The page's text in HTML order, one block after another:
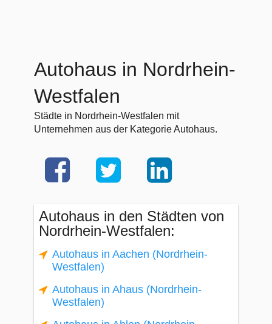
Autohaus in Nordrhein-
Westfalen
Städte in Nordrhein-Westfalen mit
Unternehmen aus der Kategorie Autohaus.
Autohaus in den Städten von
Nordrhein-Westfalen:
Autohaus in Aachen (Nordrhein-
Westfalen)
Autohaus in Ahaus (Nordrhein-
Westfalen)